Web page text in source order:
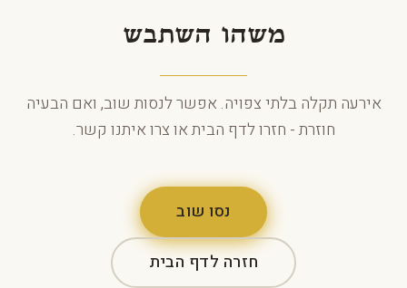
משהו השתבש
אירעה תקלה בלתי צפויה. אפשר לנסות שוב, ואם הבעיה
חוזרת - חזרו לדף הבית או צרו איתנו קשר.
נסו שוב
חזרה לדף הבית